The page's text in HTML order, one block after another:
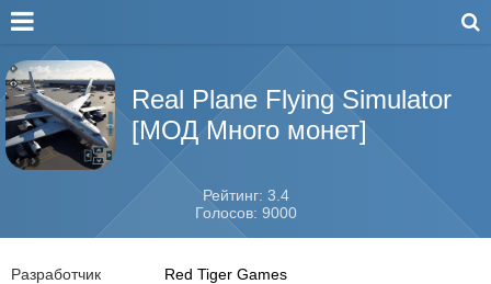
Real Plane Flying Simulator
[МОД Много монет]
Рейтинг: 3.4
Голосов: 9000
Разработчик Red Tiger Games